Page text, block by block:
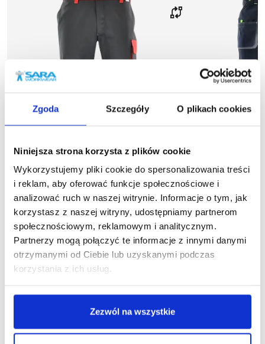
Zgoda Szczegóły O plikach cookies
Niniejsza strona korzysta z plików cookie
Wykorzystujemy pliki cookie do spersonalizowania treści
i reklam, aby oferować funkcje społecznościowe i
analizować ruch w naszej witrynie. Informacje o tym, jak
korzystasz z naszej witryny, udostępniamy partnerom
społecznościowym, reklamowym i analitycznym.
Partnerzy mogą połączyć te informacje z innymi danymi
otrzymanymi od Ciebie lub uzyskanymi podczas
korzystania z ich usług.
Zezwól na wszystkie
Wyprzedaż
1-05-210
Spodnie do pasa SKIPER
33,77 zł brutto
Najniższa cena w okresie
-48%
Wyprzedaż
Spodnie
Cena